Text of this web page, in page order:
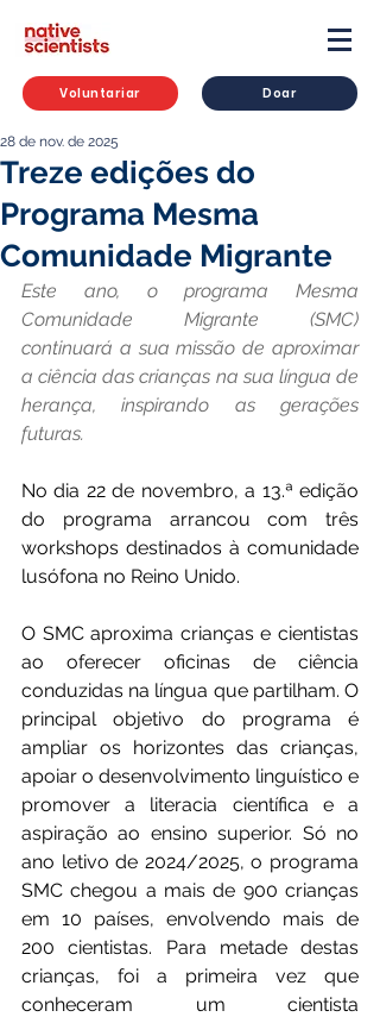
Voluntariar Doar
Treze edições do
Programa Mesma
Comunidade Migrante
28 de nov. de 2025
Este ano, o programa Mesma
Comunidade Migrante (SMC)
continuará a sua missão de aproximar
a ciência das crianças na sua língua de
herança, inspirando as gerações
futuras.
No dia 22 de novembro, a 13.ª edição
do programa arrancou com três
workshops destinados à comunidade
lusófona no Reino Unido.
O SMC aproxima crianças e cientistas
ao oferecer oficinas de ciência
conduzidas na língua que partilham. O
principal objetivo do programa é
ampliar os horizontes das crianças,
apoiar o desenvolvimento linguístico e
promover a literacia científica e a
aspiração ao ensino superior. Só no
ano letivo de 2024/2025, o programa
SMC chegou a mais de 900 crianças
em 10 países, envolvendo mais de
200 cientistas. Para metade destas
crianças, foi a primeira vez que
conheceram um cientista